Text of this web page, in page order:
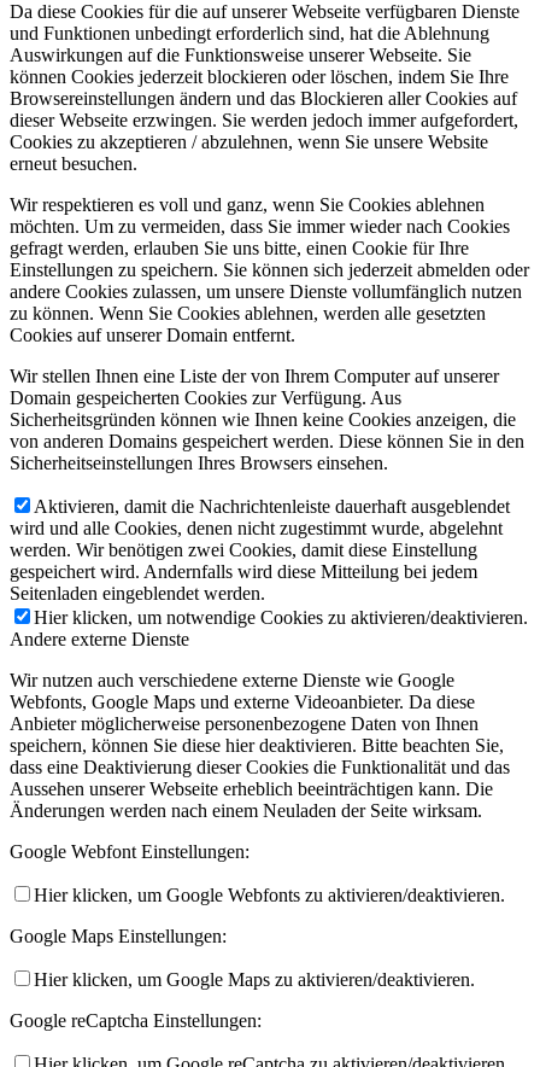
Da diese Cookies für die auf unserer Webseite verfügbaren Dienste
und Funktionen unbedingt erforderlich sind, hat die Ablehnung
Auswirkungen auf die Funktionsweise unserer Webseite. Sie
können Cookies jederzeit blockieren oder löschen, indem Sie Ihre
Browsereinstellungen ändern und das Blockieren aller Cookies auf
dieser Webseite erzwingen. Sie werden jedoch immer aufgefordert,
Cookies zu akzeptieren / abzulehnen, wenn Sie unsere Website
erneut besuchen.
Wir respektieren es voll und ganz, wenn Sie Cookies ablehnen
möchten. Um zu vermeiden, dass Sie immer wieder nach Cookies
gefragt werden, erlauben Sie uns bitte, einen Cookie für Ihre
Einstellungen zu speichern. Sie können sich jederzeit abmelden oder
andere Cookies zulassen, um unsere Dienste vollumfänglich nutzen
zu können. Wenn Sie Cookies ablehnen, werden alle gesetzten
Cookies auf unserer Domain entfernt.
Wir stellen Ihnen eine Liste der von Ihrem Computer auf unserer
Domain gespeicherten Cookies zur Verfügung. Aus
Sicherheitsgründen können wie Ihnen keine Cookies anzeigen, die
von anderen Domains gespeichert werden. Diese können Sie in den
Sicherheitseinstellungen Ihres Browsers einsehen.
Aktivieren, damit die Nachrichtenleiste dauerhaft ausgeblendet
wird und alle Cookies, denen nicht zugestimmt wurde, abgelehnt
werden. Wir benötigen zwei Cookies, damit diese Einstellung
gespeichert wird. Andernfalls wird diese Mitteilung bei jedem
Seitenladen eingeblendet werden.
Hier klicken, um notwendige Cookies zu aktivieren/deaktivieren.
Andere externe Dienste
Wir nutzen auch verschiedene externe Dienste wie Google
Webfonts, Google Maps und externe Videoanbieter. Da diese
Anbieter möglicherweise personenbezogene Daten von Ihnen
speichern, können Sie diese hier deaktivieren. Bitte beachten Sie,
dass eine Deaktivierung dieser Cookies die Funktionalität und das
Aussehen unserer Webseite erheblich beeinträchtigen kann. Die
Änderungen werden nach einem Neuladen der Seite wirksam.
Google Webfont Einstellungen:
Hier klicken, um Google Webfonts zu aktivieren/deaktivieren.
Google Maps Einstellungen:
Hier klicken, um Google Maps zu aktivieren/deaktivieren.
Google reCaptcha Einstellungen: